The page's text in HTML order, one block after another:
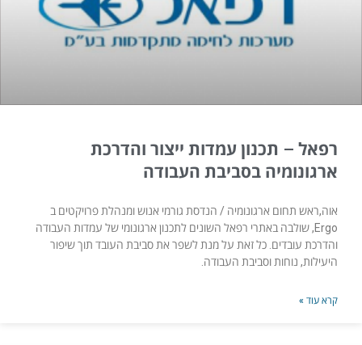
רפאל – תכנון עמדות ייצור והדרכת
ארגונומיה בסביבת העבודה
אוה,ראש תחום ארגונומיה / הנדסת גורמי אנוש ומנהלת פרויקטים ב
Ergo, שולבה באתרי רפאל השונים לתכנון ארגונומי של עמדות העבודה
והדרכת עובדים. כל זאת על מנת לשפר את סביבת העובד תוך שיפור
היעילות, נוחות וסביבת העבודה.​
קרא עוד »